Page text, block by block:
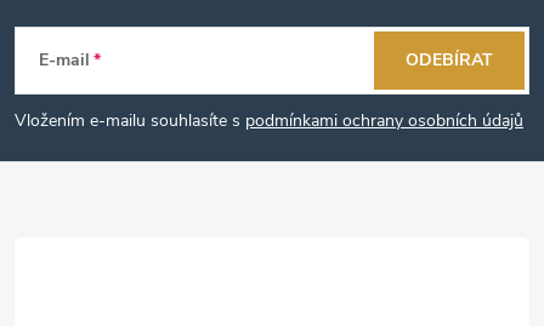
p
a
E-mail
Vložením e-mailu souhlasíte s podmínkami ochrany osobních údajů
ODEBÍRAT